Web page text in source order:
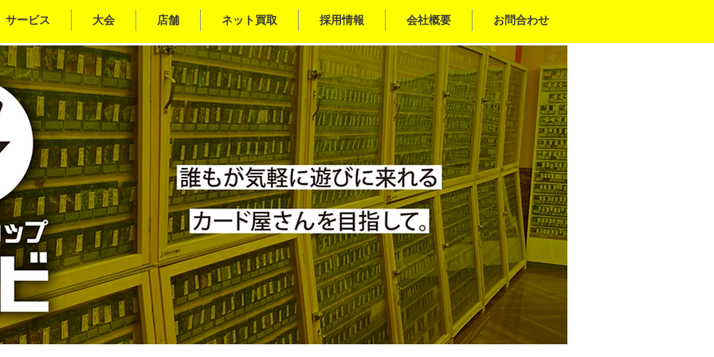
サービス 大会 店舗 ネット買取 採用情報 会社概要 お問合わせ